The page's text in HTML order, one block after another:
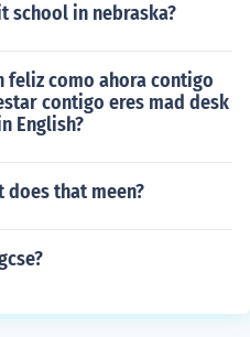
school in nebraska?
feliz como ahora contigo
contigo eres mad desk
English?
does that meen?